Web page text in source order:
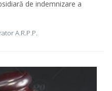
de indemnizare a
A.R.P.P.